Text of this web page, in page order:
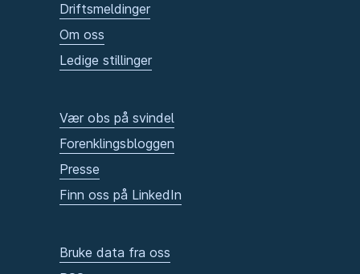
Driftsmeldinger
Om oss
Ledige stillinger
Vær obs på svindel
Forenklingsbloggen
Presse
Finn oss på LinkedIn
Bruke data fra oss